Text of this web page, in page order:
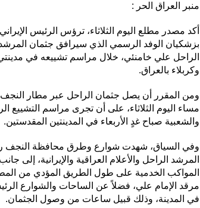
منبر العراق الحر :
أكد مصدر مطلع اليوم الثلاثاء، ترؤس الرئيس
بزشكيان الوفد الرسمي الذي سيرافق جثمان المرشد
الراحل علي خامنئي، خلال مراسم تشييعه في
وكربلاء بالعراق.
ومن المقرر أن يصل جثمان الراحل عبر مطار النجف
مساء اليوم الثلاثاء، على أن تجرى مراسم التشييع
والشعبية صباح غدٍ الأربعاء في المدينتين المقدستين.
وفي السياق، شهدت شوارع وطرق محافظة النجف
المرشد الراحل والأعلام العراقية والإيرانية، إلى
المواكب الخدمية على طول الطريق المؤدي من
مرقد الإمام علي، فضلاً عن الساحات والشوارع
في المدينة، وذلك قبيل ساعات من وصول الجثمان.